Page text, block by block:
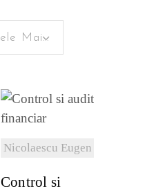
Sortează După Cele Mai Recente
Nicolaescu Eugen
Control si